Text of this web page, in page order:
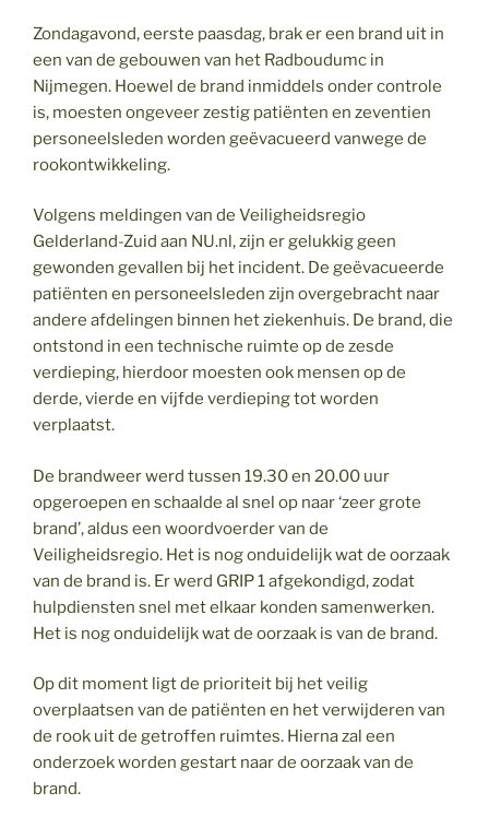
Zondagavond, eerste paasdag, brak er een brand uit in
een van de gebouwen van het Radboudumc in
Nijmegen. Hoewel de brand inmiddels onder controle
is, moesten ongeveer zestig patiënten en zeventien
personeelsleden worden geëvacueerd vanwege de
rookontwikkeling.
Volgens meldingen van de Veiligheidsregio
Gelderland-Zuid aan NU.nl, zijn er gelukkig geen
gewonden gevallen bij het incident. De geëvacueerde
patiënten en personeelsleden zijn overgebracht naar
andere afdelingen binnen het ziekenhuis. De brand, die
ontstond in een technische ruimte op de zesde
verdieping, hierdoor moesten ook mensen op de
derde, vierde en vijfde verdieping tot worden
verplaatst.
De brandweer werd tussen 19.30 en 20.00 uur
opgeroepen en schaalde al snel op naar ‘zeer grote
brand’, aldus een woordvoerder van de
Veiligheidsregio. Het is nog onduidelijk wat de oorzaak
van de brand is. Er werd GRIP 1 afgekondigd, zodat
hulpdiensten snel met elkaar konden samenwerken.
Het is nog onduidelijk wat de oorzaak is van de brand.
Op dit moment ligt de prioriteit bij het veilig
overplaatsen van de patiënten en het verwijderen van
de rook uit de getroffen ruimtes. Hierna zal een
onderzoek worden gestart naar de oorzaak van de
brand.